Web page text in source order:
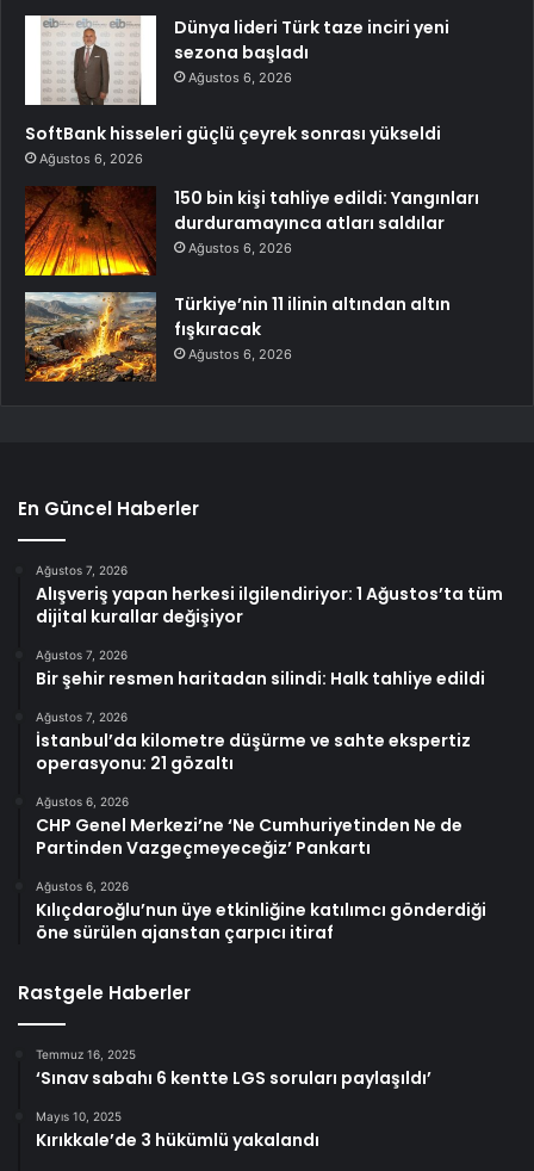
Dünya lideri Türk taze inciri yeni
sezona başladı
Ağustos 6, 2026
SoftBank hisseleri güçlü çeyrek sonrası yükseldi
Ağustos 6, 2026
150 bin kişi tahliye edildi: Yangınları
durduramayınca atları saldılar
Ağustos 6, 2026
Türkiye’nin 11 ilinin altından altın
fışkıracak
Ağustos 6, 2026
En Güncel Haberler
Ağustos 7, 2026
Alışveriş yapan herkesi ilgilendiriyor: 1 Ağustos’ta tüm
dijital kurallar değişiyor
Ağustos 7, 2026
Bir şehir resmen haritadan silindi: Halk tahliye edildi
Ağustos 7, 2026
İstanbul’da kilometre düşürme ve sahte ekspertiz
operasyonu: 21 gözaltı
Ağustos 6, 2026
CHP Genel Merkezi’ne ‘Ne Cumhuriyetinden Ne de
Partinden Vazgeçmeyeceğiz’ Pankartı
Ağustos 6, 2026
Kılıçdaroğlu’nun üye etkinliğine katılımcı gönderdiği
öne sürülen ajanstan çarpıcı itiraf
Rastgele Haberler
Temmuz 16, 2025
‘Sınav sabahı 6 kentte LGS soruları paylaşıldı’
Mayıs 10, 2025
Kırıkkale’de 3 hükümlü yakalandı